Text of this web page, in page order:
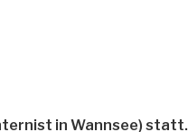
in Wannsee) statt.